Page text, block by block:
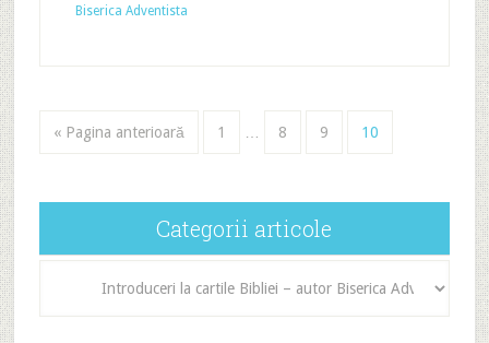
Biserica Adventista
« Pagina anterioară 1 8 9 10
Categorii articole